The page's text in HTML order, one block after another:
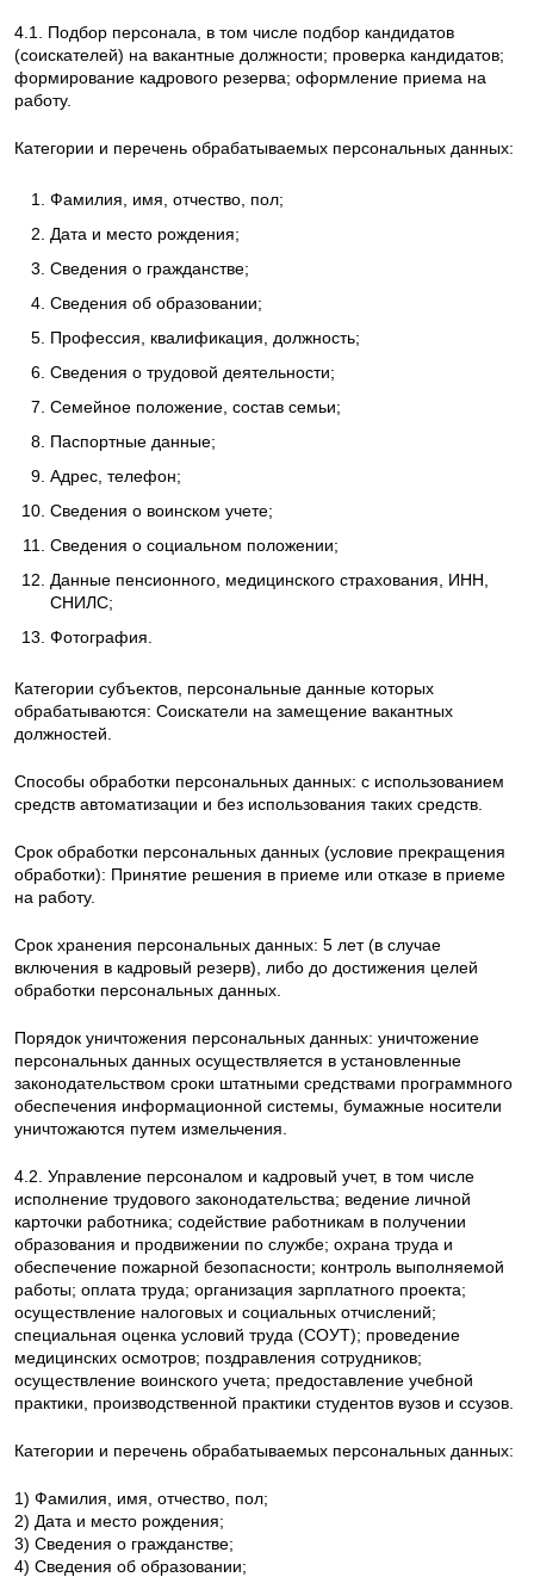
4.1. Подбор персонала, в том числе подбор кандидатов
(соискателей) на вакантные должности; проверка кандидатов;
формирование кадрового резерва; оформление приема на
работу.
Категории и перечень обрабатываемых персональных данных:
Фамилия, имя, отчество, пол;
Дата и место рождения;
Сведения о гражданстве;
Сведения об образовании;
Профессия, квалификация, должность;
Сведения о трудовой деятельности;
Семейное положение, состав семьи;
Паспортные данные;
Адрес, телефон;
Сведения о воинском учете;
Сведения о социальном положении;
Данные пенсионного, медицинского страхования, ИНН,
СНИЛС;
Фотография.
Категории субъектов, персональные данные которых
обрабатываются: Соискатели на замещение вакантных
должностей.
Способы обработки персональных данных: с использованием
средств автоматизации и без использования таких средств.
Срок обработки персональных данных (условие прекращения
обработки): Принятие решения в приеме или отказе в приеме
на работу.
Срок хранения персональных данных: 5 лет (в случае
включения в кадровый резерв), либо до достижения целей
обработки персональных данных.
Порядок уничтожения персональных данных: уничтожение
персональных данных осуществляется в установленные
законодательством сроки штатными средствами программного
обеспечения информационной системы, бумажные носители
уничтожаются путем измельчения.
4.2. Управление персоналом и кадровый учет, в том числе
исполнение трудового законодательства; ведение личной
карточки работника; содействие работникам в получении
образования и продвижении по службе; охрана труда и
обеспечение пожарной безопасности; контроль выполняемой
работы; оплата труда; организация зарплатного проекта;
осуществление налоговых и социальных отчислений;
специальная оценка условий труда (СОУТ); проведение
медицинских осмотров; поздравления сотрудников;
осуществление воинского учета; предоставление учебной
практики, производственной практики студентов вузов и ссузов.
Категории и перечень обрабатываемых персональных данных:
1) Фамилия, имя, отчество, пол;
2) Дата и место рождения;
3) Сведения о гражданстве;
4) Сведения об образовании;